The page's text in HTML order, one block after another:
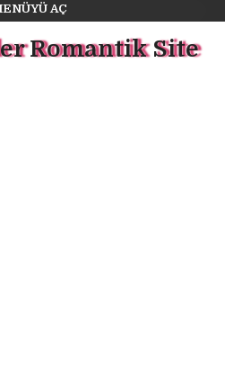
AÇ
Romantik Site